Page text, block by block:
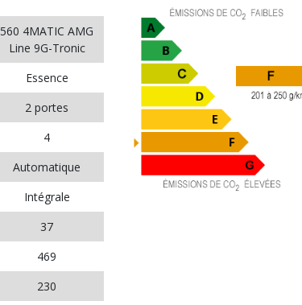
560 4MATIC AMG
Line 9G-Tronic
Essence
2 portes
4
Automatique
Intégrale
37
469
230